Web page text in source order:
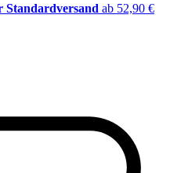
Standardversand ab 52,90 €